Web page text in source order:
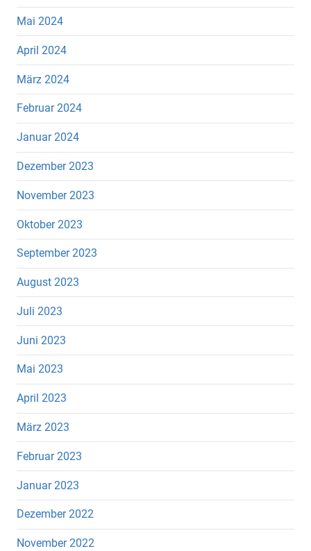
Mai 2024
April 2024
März 2024
Februar 2024
Januar 2024
Dezember 2023
November 2023
Oktober 2023
September 2023
August 2023
Juli 2023
Juni 2023
Mai 2023
April 2023
März 2023
Februar 2023
Januar 2023
Dezember 2022
November 2022